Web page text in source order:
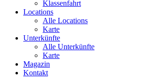
Klassenfahrt
Locations
Alle Locations
Karte
Unterkünfte
Alle Unterkünfte
Karte
Magazin
Kontakt